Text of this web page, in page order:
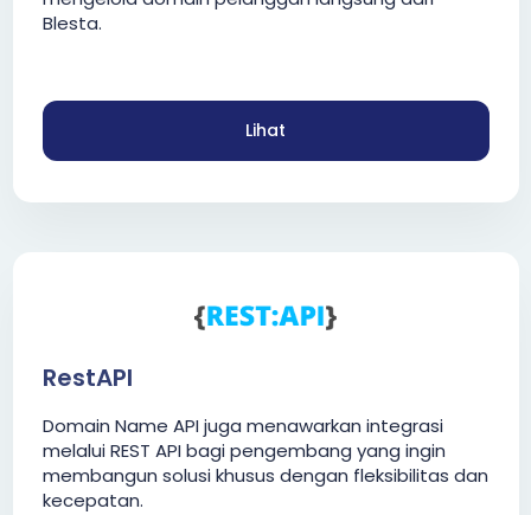
Blesta.
Lihat
RestAPI
Domain Name API juga menawarkan integrasi
melalui REST API bagi pengembang yang ingin
membangun solusi khusus dengan fleksibilitas dan
kecepatan.